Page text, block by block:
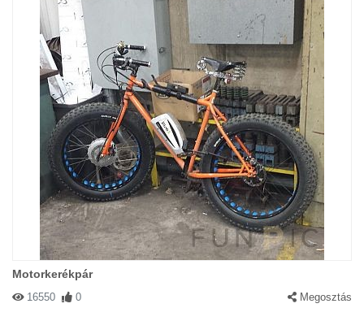
Motorkerékpár
16550 0 Megosztás